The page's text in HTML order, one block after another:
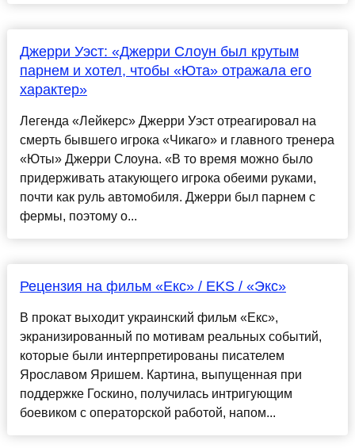
Джерри Уэст: «Джерри Слоун был крутым
парнем и хотел, чтобы «Юта» отражала его
характер»
Легенда «Лейкерс» Джерри Уэст отреагировал на
смерть бывшего игрока «Чикаго» и главного тренера
«Юты» Джерри Слоуна. «В то время можно было
придерживать атакующего игрока обеими руками,
почти как руль автомобиля. Джерри был парнем с
фермы, поэтому о...
Рецензия на фильм «Екс» / EKS / «Экс»
В прокат выходит украинский фильм «Екс»,
экранизированный по мотивам реальных событий,
которые были интерпретированы писателем
Ярославом Яришем. Картина, выпущенная при
поддержке Госкино, получилась интригующим
боевиком с операторской работой, напом...